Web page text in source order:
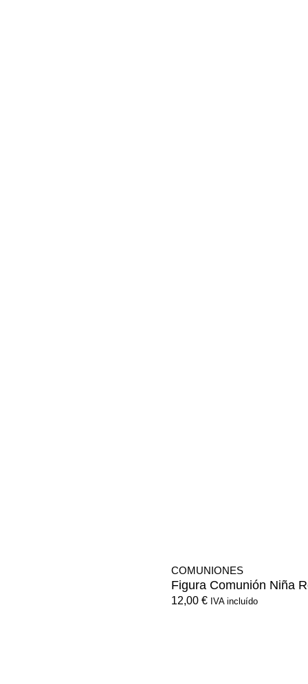
COMUNIONES
Figura Comunión Niña
12,00 € IVA incluído